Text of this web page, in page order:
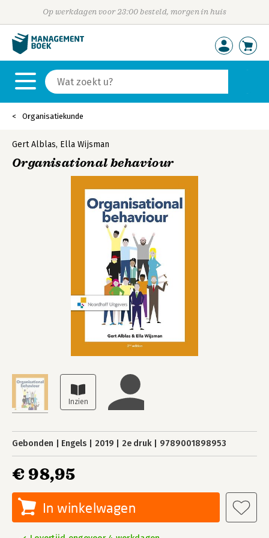
Op werkdagen voor 23:00 besteld, morgen in huis
Organisatiekunde
Gert Alblas, Ella Wijsman
Organisational behaviour
Gebonden Engels 2019 2e druk 9789001898953
€ 98,95
In winkelwagen